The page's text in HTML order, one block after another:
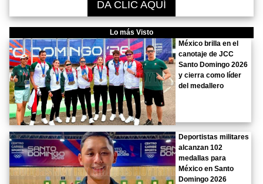
DA CLIC AQUÍ
Lo más Visto
México brilla en el
canotaje de JCC
Santo Domingo 2026
y cierra como líder
del medallero
Deportistas militares
alcanzan 102
medallas para
México en Santo
Domingo 2026